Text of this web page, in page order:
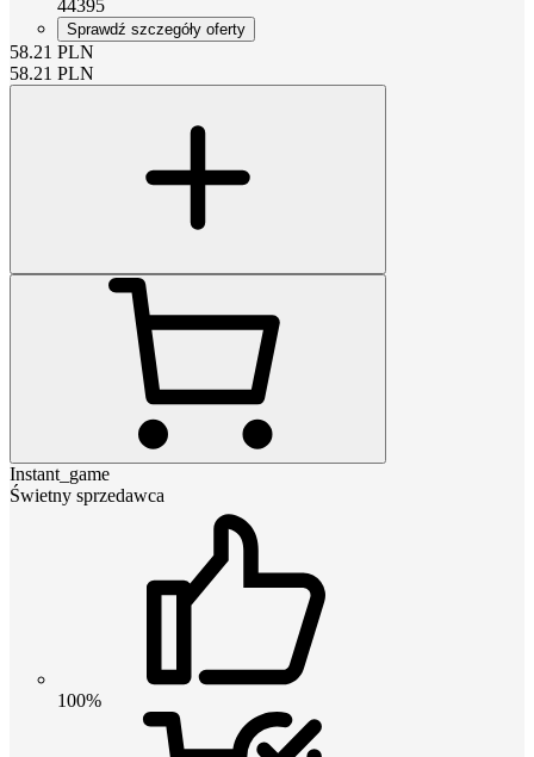
44395
Sprawdź szczegóły oferty
58.21 PLN
58.21 PLN
Instant_game
Świetny sprzedawca
100%